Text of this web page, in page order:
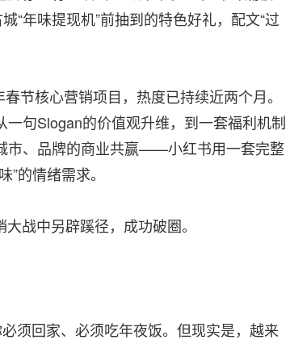
“年味提现机”前抽到的特色好礼，配文“过
节核心营销项目，热度已持续近两个月。
句Slogan的价值观升维，到一套福利机制
市、品牌的商业共赢——小红书用一套完整
的情绪需求。
战中另辟蹊径，成功破圈。
回家、必须吃年夜饭。但现实是，越来